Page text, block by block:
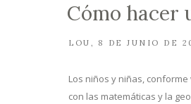
Cómo hacer
LOU 8 DE JUNIO DE
Los niños y niñas,
con las matemáticas y la